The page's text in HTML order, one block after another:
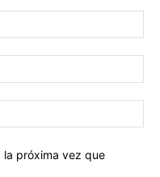
la próxima vez que